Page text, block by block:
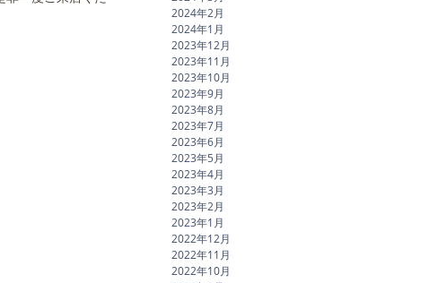
2024年2月
2024年1月
2023年12月
2023年11月
2023年10月
2023年9月
2023年8月
2023年7月
2023年6月
2023年5月
2023年4月
2023年3月
2023年2月
2023年1月
2022年12月
2022年11月
2022年10月